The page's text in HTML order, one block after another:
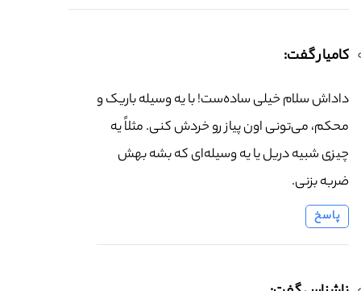
کامیار گفت:
داداش سلام خیلی ساده‌ست! با یه وسیله باریک و
محکم، می‌تونی اون پیاز رو خردش کنی. مثلاً یه
چیزی شبیه دریل یا یه وسیله‌ای که بشه بهش
ضربه بزنی.
پاسخ